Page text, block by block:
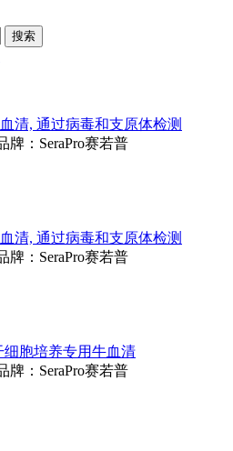
搜索
清, 通过病毒和支原体检测
牌：SeraPro赛若普
清, 通过病毒和支原体检测
牌：SeraPro赛若普
细胞培养专用牛血清
牌：SeraPro赛若普